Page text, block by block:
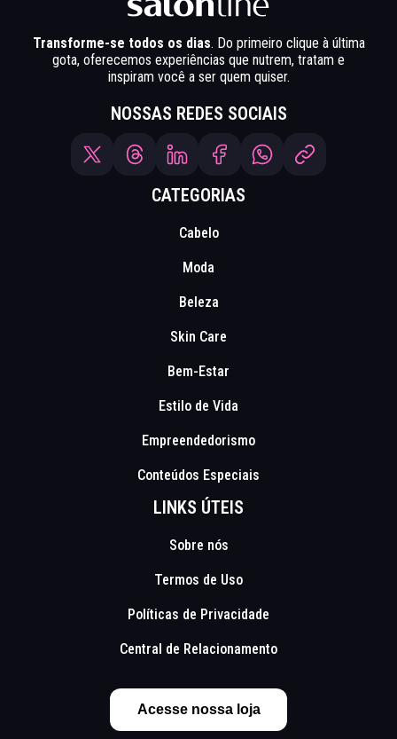
Transforme-se todos os dias. Do primeiro clique à última
gota, oferecemos experiências que nutrem, tratam e
inspiram você a ser quem quiser.
NOSSAS REDES SOCIAIS
CATEGORIAS
Cabelo
Moda
Beleza
Skin Care
Bem-Estar
Estilo de Vida
Empreendedorismo
Conteúdos Especiais
LINKS ÚTEIS
Sobre nós
Termos de Uso
Políticas de Privacidade
Central de Relacionamento
Acesse nossa loja